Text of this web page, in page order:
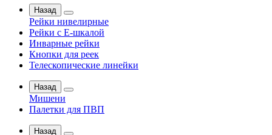
Назад
Рейки нивелирные
Рейки с Е-шкалой
Инварные рейки
Кнопки для реек
Телескопические линейки
Назад
Мишени
Палетки для ПВП
Назад